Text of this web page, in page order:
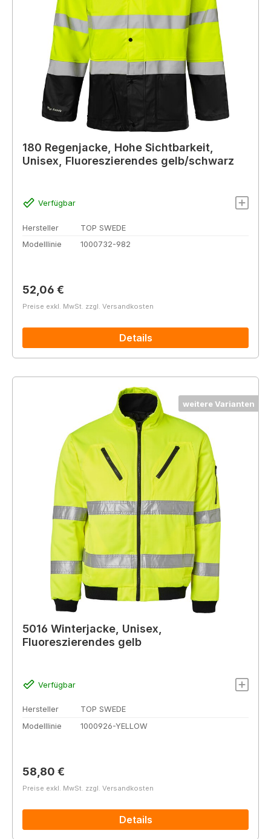
180 Regenjacke, Hohe Sichtbarkeit,
Unisex, Fluoreszierendes gelb/schwarz
Verfügbar
Hersteller
TOP SWEDE
Modelllinie
1000732-982
Regulärer Preis:
52,06 €
Preise exkl. MwSt. zzgl. Versandkosten
Details
weitere Varianten
5016 Winterjacke, Unisex,
Fluoreszierendes gelb
Verfügbar
Hersteller
TOP SWEDE
Modelllinie
1000926-YELLOW
Regulärer Preis:
58,80 €
Preise exkl. MwSt. zzgl. Versandkosten
Details